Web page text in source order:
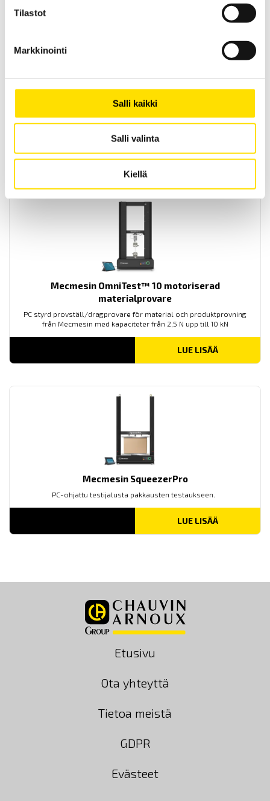
Tilastot
Markkinointi
Salli kaikki
Salli valinta
Kiellä
Mecmesin OmniTest™ 7,5 motorisoitu
materiaalitesteri
PC-ohjattu testijalusta/vetovoimatesteri materiaali- ja
LUE LISÄÄ
Mecmesin OmniTest™ 10 motoriserad
materialprovare
PC styrd provställ/dragprovare för material och produktprovning
från Mecmesin med kapaciteter från 2,5 N upp till 10 kN
LUE LISÄÄ
Mecmesin SqueezerPro
PC-ohjattu testijalusta pakkausten testaukseen.
LUE LISÄÄ
Etusivu
Ota yhteyttä
Tietoa meistä
GDPR
Evästeet